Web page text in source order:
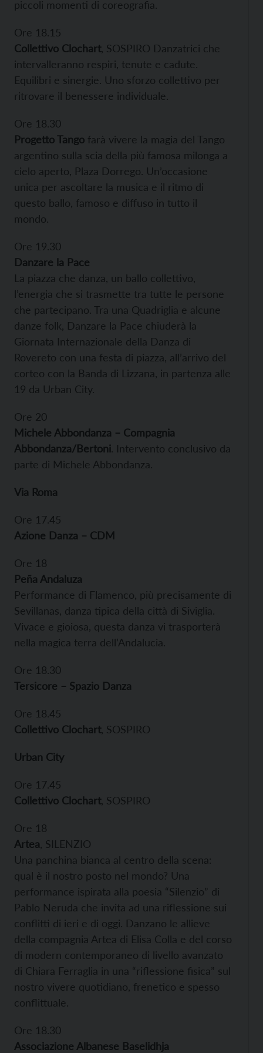
piccoli momenti di coreografia.
Ore 18.15
Collettivo Clochart, SOSPIRO Danzatrici che
intervalleranno respiri, tenute e cadute.
Equilibri e sinergie. Uno sforzo collettivo per
ritrovare il benessere individuale.
Ore 18.30
Progetto Tango farà vivere la magia del Tango
argentino sulla scia della più famosa milonga a
cielo aperto, Plaza Dorrego. Un’occasione
unica per ascoltare la musica e il ritmo di
questo ballo, famoso e diffuso in tutto il
mondo.
Ore 19.30
Danzare la Pace
La piazza che danza, un ballo collettivo,
l’energia che si trasmette tra tutte le persone
che partecipano. Tra una Quadriglia e alcune
danze folk, Danzare la Pace chiuderà la
Giornata Internazionale della Danza di
Rovereto con una festa di piazza, all’arrivo del
corteo con la Banda di Lizzana, in partenza alle
19 da Urban City.
Ore 20
Michele Abbondanza – Compagnia
Abbondanza/Bertoni. Intervento conclusivo da
parte di Michele Abbondanza.
Via Roma
Ore 17.45
Azione Danza – CDM
Ore 18
Peña Andaluza
Performance di Flamenco, più precisamente di
Sevillanas, danza tipica della città di Siviglia.
Vivace e gioiosa, questa danza vi trasporterà
nella magica terra dell’Andalucia.
Ore 18.30
Tersicore – Spazio Danza
Ore 18.45
Collettivo Clochart, SOSPIRO
Urban City
Ore 17.45
Collettivo Clochart, SOSPIRO
Ore 18
Artea , SILENZIO
Una panchina bianca al centro della scena:
qual è il nostro posto nel mondo? Una
performance ispirata alla poesia “Silenzio” di
Pablo Neruda che invita ad una riflessione sui
conflitti di ieri e di oggi. Danzano le allieve
della compagnia Artea di Elisa Colla e del corso
di modern contemporaneo di livello avanzato
di Chiara Ferraglia in una “riflessione fisica” sul
nostro vivere quotidiano, frenetico e spesso
conflittuale.
Ore 18.30
Associazione Albanese Baselidhja